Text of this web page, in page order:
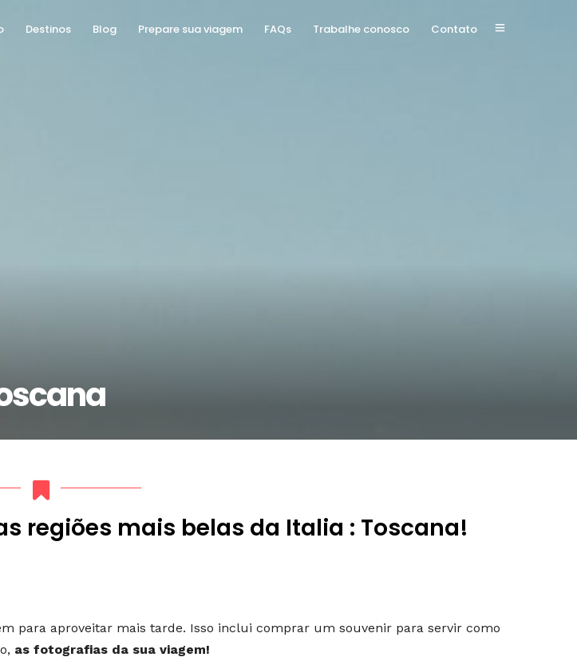
Destinos Blog Prepare sua viagem FAQs Trabalhe conosco Contato
regiões mais belas da Italia : Toscana!
para aproveitar mais tarde. Isso inclui comprar um souvenir para servir como
as fotografias da sua viagem!